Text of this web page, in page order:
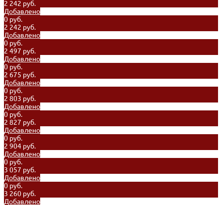
2 242 руб.
Добавлено
0 руб.
2 242 руб.
Добавлено
0 руб.
2 497 руб.
Добавлено
0 руб.
2 675 руб.
Добавлено
0 руб.
2 803 руб.
Добавлено
0 руб.
2 827 руб.
Добавлено
0 руб.
2 904 руб.
Добавлено
0 руб.
3 057 руб.
Добавлено
0 руб.
3 260 руб.
Добавлено